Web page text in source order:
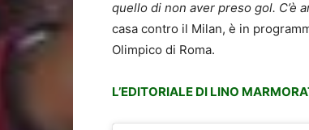
quello di non aver preso gol. C’è
casa contro il Milan, è in
Olimpico di Roma.
L’EDITORIALE DI LINO